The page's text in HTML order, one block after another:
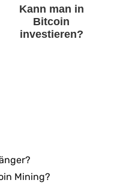
Kann man in
Bitcoin
investieren?
Mining?